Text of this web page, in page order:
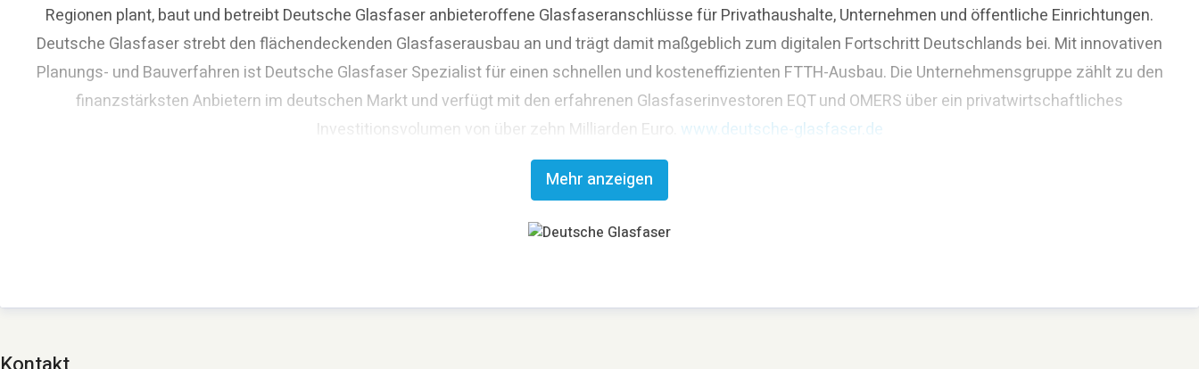
Regionen plant, baut und betreibt Deutsche Glasfaser anbieteroffene Glasfaseranschlüsse für Privathaushalte, Unternehmen und öffentliche Einrichtungen.
Deutsche Glasfaser strebt den flächendeckenden Glasfaserausbau an und trägt damit maßgeblich zum digitalen Fortschritt Deutschlands bei. Mit innovativen
Planungs- und Bauverfahren ist Deutsche Glasfaser Spezialist für einen schnellen und kosteneffizienten FTTH-Ausbau. Die Unternehmensgruppe zählt zu den
finanzstärksten Anbietern im deutschen Markt und verfügt mit den erfahrenen Glasfaserinvestoren EQT und OMERS über ein privatwirtschaftliches
Investitionsvolumen von über zehn Milliarden Euro. www.deutsche-glasfaser.de
Mehr anzeigen